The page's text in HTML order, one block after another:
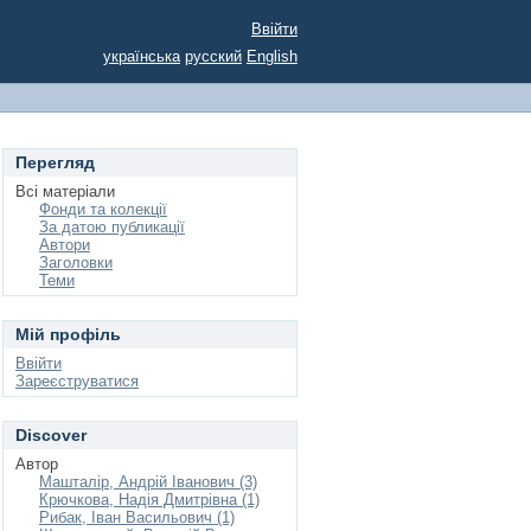
Ввійти
українська русский English
Перегляд
Всі матеріали
Фонди та колекції
За датою публикації
Автори
Заголовки
Теми
Мій профіль
Ввійти
Зареєструватися
Discover
Автор
Машталір, Андрій Іванович (3)
Крючкова, Надія Дмитрівна (1)
Рибак, Іван Васильович (1)